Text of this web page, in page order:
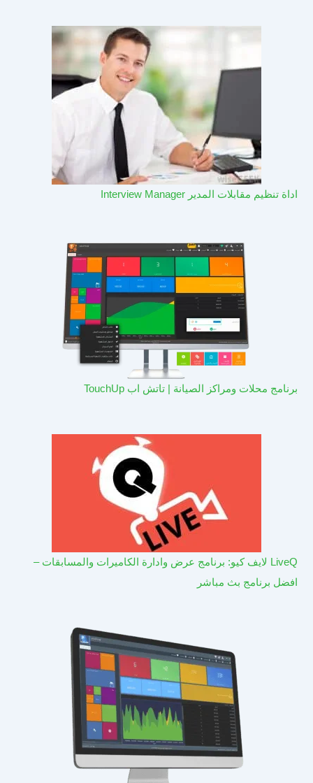
اداة تنظيم مقابلات المدير Interview Manager
برنامج محلات ومراكز الصيانة | تاتش اب TouchUp
LiveQ لايف كيو: برنامج عرض وادارة الكاميرات والمسابقات –
افضل برنامج بث مباشر